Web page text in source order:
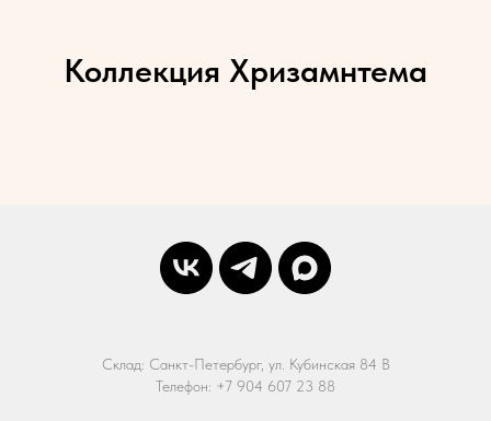
Коллекция Хризамнтема
Склад: Санкт-Петербург, ул. Кубинская 84 В
Телефон: +7 904 607 23 88